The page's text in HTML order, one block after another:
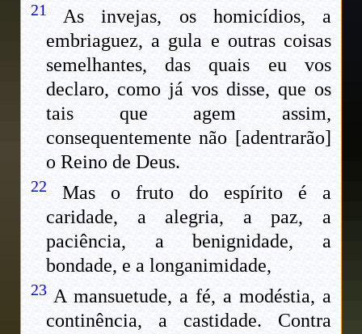
21
As invejas, os homicídios, a
embriaguez, a gula e outras coisas
semelhantes, das quais eu vos
declaro, como já vos disse, que os
tais que agem assim,
consequentemente não [adentrarão]
o Reino de Deus.
22
Mas o fruto do espírito é a
caridade, a alegria, a paz, a
paciência, a benignidade, a
bondade, e a longanimidade,
23 A mansuetude, a fé, a modéstia, a
continência, a castidade. Contra